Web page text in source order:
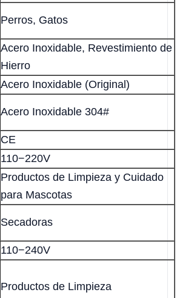
Perros, Gatos
Acero Inoxidable, Revestimiento de
Hierro
Acero Inoxidable (Original)
Acero Inoxidable 304#
CE
110−220V
Productos de Limpieza y Cuidado
para Mascotas
Secadoras
110−240V
Productos de Limpieza